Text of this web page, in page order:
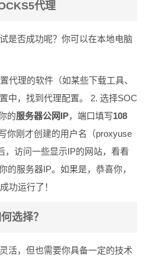
代理
是否成功呢？你可以在本地电脑
代理的软件（如某些下载工具、
中，找到代理配置。 2. 选择SOC
的服务器公网IP，端口填写108
你刚才创建的用户名（proxyuse
，访问一些显示IP的网站，看看
的服务器IP。如果是，恭喜你，
功运行了！
选择？
活，但也需要你具备一定的技术